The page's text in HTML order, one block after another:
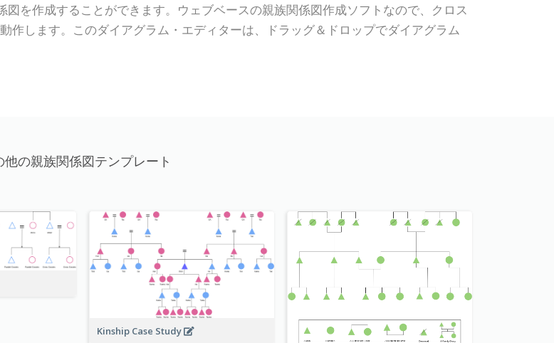
を作成することができます。ウェブベースの親族関係図作成ソフトなので、クロス
します。このダイアグラム・エディターは、ドラッグ＆ドロップでダイアグラム
他の親族関係図テンプレート
Kinship Case Study